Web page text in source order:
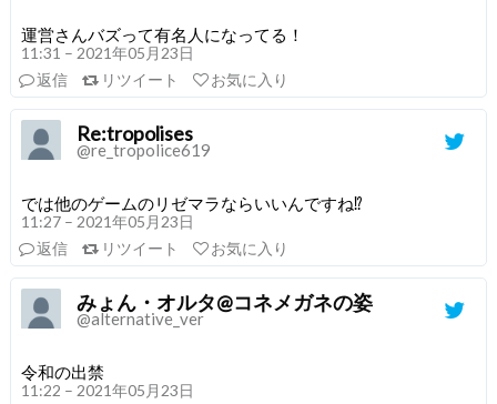
運営さんバズって有名人になってる！
11:31 – 2021年05月23日
返信
リツイート お気に入り
Re:tropolises
@re_tropolice619
では他のゲームのリゼマラならいいんですね⁉️
11:27 – 2021年05月23日
返信
リツイート お気に入り
みょん・オルタ@コネメガネの姿
@alternative_ver
令和の出禁
11:22 – 2021年05月23日